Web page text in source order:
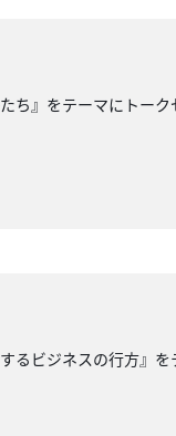
ち』をテーマにトー
るビジネスの行方』を